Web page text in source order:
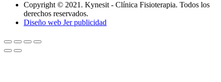
Copyright © 2021. Kynesit - Clínica Fisioterapia. Todos los
derechos reservados.
Diseño web Jer publicidad